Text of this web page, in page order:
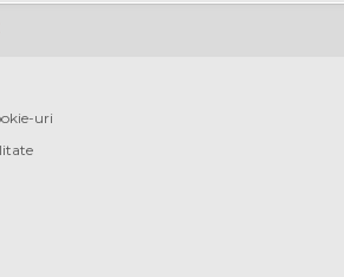
uri